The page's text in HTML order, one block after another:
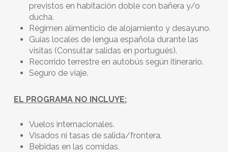
previstos en habitación doble con bañera y/o
ducha.
Régimen alimenticio de alojamiento y desayuno.
Guías locales de lengua española durante las
visitas (Consultar salidas en portugués).
Recorrido terrestre en autobús según itinerario.
Seguro de viaje.
EL PROGRAMA NO INCLUYE:
Vuelos internacionales.
Visados ni tasas de salida/frontera.
Bebidas en las comidas.